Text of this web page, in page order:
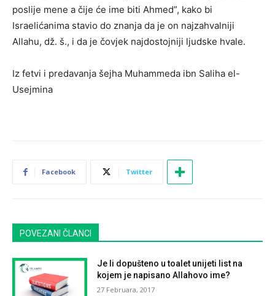
poslije mene a čije će ime biti Ahmed”, kako bi
Israelićanima stavio do znanja da je on najzahvalniji
Allahu, dž. š., i da je čovjek najdostojniji ljudske hvale.
Iz fetvi i predavanja šejha Muhammeda ibn Saliha el-
Usejmina
Facebook Twitter
POVEZANI ČLANCI
Je li dopušteno u toalet unijeti list na
kojem je napisano Allahovo ime?
27 Februara, 2017